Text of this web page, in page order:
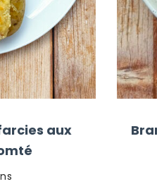
aux